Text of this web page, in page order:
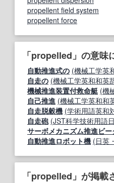
propellent field system
propellent force
「propelled」の意味
自動推進式の (機械工学英
自走の (機械工学英和和英
機械推進装置付救命艇 (機
自己推進 (機械工学英和和
自走脱穀機 (学術用語英和
自走砲 (JST科学技術用語
サーボメカニズム推進ビー
自動推進ロボット機 (日英
「propelled」が掲載